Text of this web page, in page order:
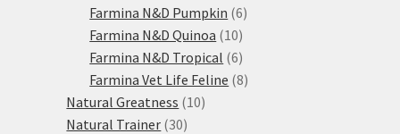
produktů
Farmina N&D Pumpkin 66
Farmina N&D Quinoa 1010
produktů
Farmina N&D Tropical 66
produktů
Farmina Vet Life Feline 88
Natural Greatness 1010
Natural Trainer 3030